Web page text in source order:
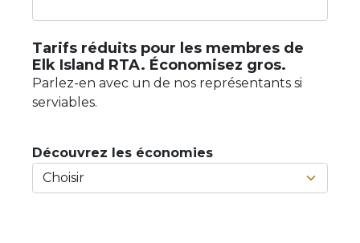
Tarifs réduits pour les membres de
Elk Island RTA. Économisez gros.
Parlez-en avec un de nos représentants si
serviables.
Découvrez les économies